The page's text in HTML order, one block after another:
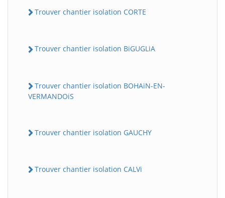
Trouver chantier isolation CORTE
Trouver chantier isolation BiGUGLiA
Trouver chantier isolation BOHAiN-EN-
VERMANDOiS
Trouver chantier isolation GAUCHY
Trouver chantier isolation CALVi